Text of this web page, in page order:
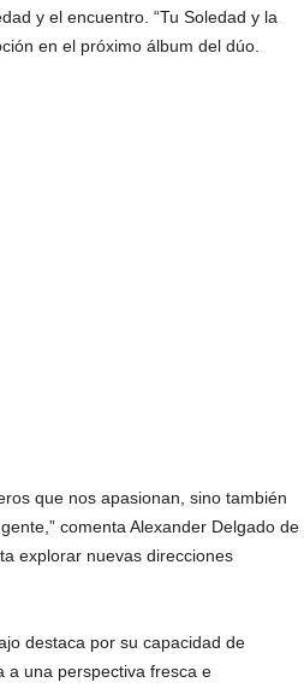
y el encuentro. “Tu Soledad y la
en el próximo álbum del dúo.
que nos apasionan, sino también
comenta Alexander Delgado de
explorar nuevas direcciones
destaca por su capacidad de
a una perspectiva fresca e